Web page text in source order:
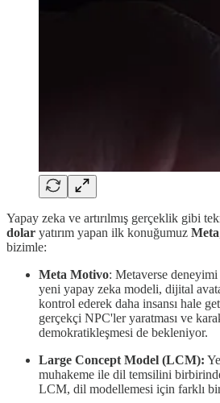
Yapay zeka ve artırılmış gerçeklik gibi
dolar yatırım yapan ilk konuğumuz Meta
bizimle:
Meta Motivo: Metaverse
yeni yapay zeka modeli, dijital
kontrol ederek daha insansı hale
gerçekçi NPC'ler yaratması ve
demokratikleşmesi de bekleniyor.
Large Concept Model (LCM):
muhakeme ile dil temsilini
LCM, dil modellemesi için farklı